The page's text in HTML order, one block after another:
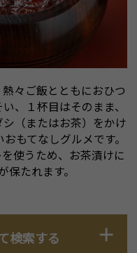
々ご飯とともにおひつ
、１杯目はそのまま、
（またはお茶）をかけ
もてなしグルメです。
使うため、お茶漬けに
保たれます。
検索する